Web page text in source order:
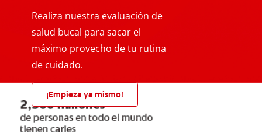
Realiza nuestra evaluación de
salud bucal para sacar el
máximo provecho de tu rutina
de cuidado.
¡Empieza ya mismo!